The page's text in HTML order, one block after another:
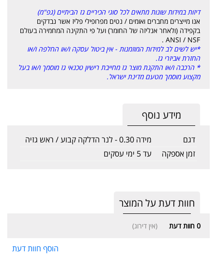
דיזות במידות שונות מתאים לכל סוגי הכיריים גז הביתיים (גפ"מ)
אנו מייצרים מחברים ואומים / נטים מפרופילי פליז אשר נבדקים
בקפידה (ולאחר אנליזה של החומר) ועל פי התקינה המחמירה בעולם
ANSI / NSF .
*יש לשים לב למידות המוזמנות - אין ביטול עסקה ו/או החלפה ו/או
החזרת אביזרי גז.
* הרכבה ו/או התקנת מוצר גז מחייבת רישיון טכנאי גז מוסמך ו/או בעל
מקצוע מוסמך מטעם מדינת ישראל.
מידע נוסף
דגם
מידה 0.30 - לנר הדלקה קבוע / ראש גזיה
זמן אספקה
עד 5 ימי עסקים
חוות דעת על המוצר
0 חוות דעת (אין דירוג)
הוסף חוות דעת